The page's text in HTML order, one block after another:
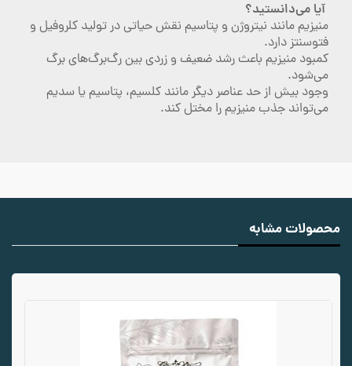
آیا می‌دانستید؟
منیزیم مانند نیتروژن و پتاسیم نقش حیاتی در تولید کلروفیل و
فتوسنتز دارد.
کمبود منیزیم باعث رشد ضعیف و زردی بین رگ‌برگ‌های برگ
می‌شود.
وجود بیش از حد عناصر دیگر مانند کلسیم، پتاسیم یا سدیم
می‌تواند جذب منیزیم را مختل کند.
محصولات مشابه